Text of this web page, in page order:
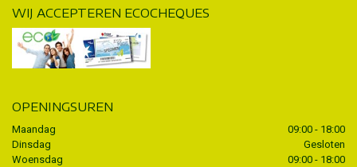
WIJ ACCEPTEREN ECOCHEQUES
OPENINGSUREN
Maandag
09:00 - 18:00
Dinsdag
Gesloten
Woensdag
09:00 - 18:00